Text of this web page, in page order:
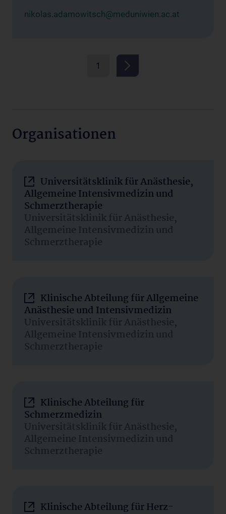
nikolas.adamowitsch@meduniwien.ac.at
1
Organisationen
Universitätsklinik für Anästhesie,
Allgemeine Intensivmedizin und
Schmerztherapie
Universitätsklinik für Anästhesie,
Allgemeine Intensivmedizin und
Schmerztherapie
Klinische Abteilung für Allgemeine
Anästhesie und Intensivmedizin
Universitätsklinik für Anästhesie,
Allgemeine Intensivmedizin und
Schmerztherapie
Klinische Abteilung für
Schmerzmedizin
Universitätsklinik für Anästhesie,
Allgemeine Intensivmedizin und
Schmerztherapie
Klinische Abteilung für Herz-